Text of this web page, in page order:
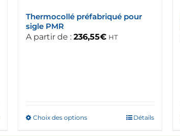
Thermocollé préfabriqué pour
sigle PMR
A partir de : 236,55€ HT
Choix des optionsCe
Détails